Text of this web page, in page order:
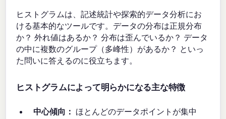
ヒストグラムは、記述統計や探索的データ分析にお
ける基本的なツールです。データの分布は正規分布
か？ 外れ値はあるか？ 分布は歪んでいるか？ データ
の中に複数のグループ（多峰性）があるか？ といっ
た問いに答えるのに役立ちます。
ヒストグラムによって明らかになる主な特徴
中心傾向： ほとんどのデータポイントが集中